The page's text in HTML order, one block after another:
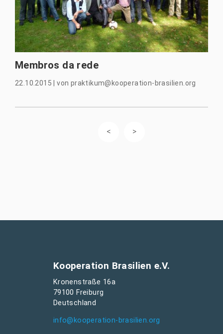
Membros da rede
22.10.2015 |von praktikum@kooperation-brasilien.org
Kooperation Brasilien e.V.
Kronenstraße 16a
79100 Freiburg
Deutschland
info@kooperation-brasilien.org